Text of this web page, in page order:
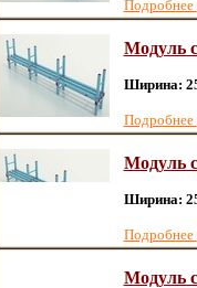
Подробнее
Модуль
Ширина:
Подробнее
Модуль
Ширина:
Подробнее
Модуль